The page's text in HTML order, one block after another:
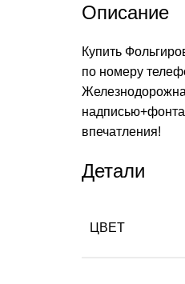
Описание
Купить
по номеру
впечатления!
Детали
ЦВЕТ